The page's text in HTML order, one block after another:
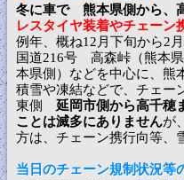
冬に車で 熊本県側から、
レスタイヤ装着やチェーン
例年、概ね12月下旬から2
国道216号 高森峠（熊本
本県側）などを中心に、熊
積雪や凍結などで、チェー
東側 延岡市側から高千穂
ことは滅多にありませんが
方は、チェーン携行向等、
当日のチェーン規制状況等